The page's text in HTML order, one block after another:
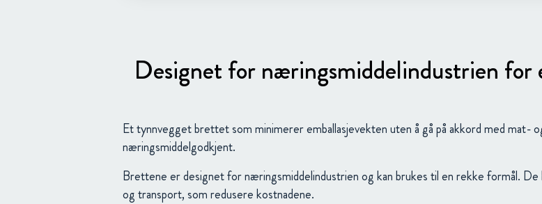
Designet for næringsmiddelindustrien for
Et tynnvegget brettet som minimerer emballasjevekten uten å gå på akkord med
næringsmiddelgodkjent.
Brettene er designet for næringsmiddelindustrien og kan brukes til en rekke formål.
og transport, som redusere kostnadene.